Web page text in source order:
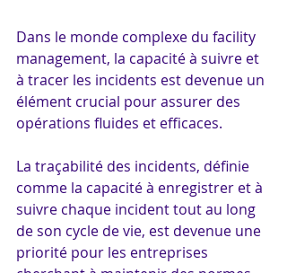
Dans le monde complexe du facility
management, la capacité à suivre et
à tracer les incidents est devenue un
élément crucial pour assurer des
opérations fluides et efficaces.
La traçabilité des incidents, définie
comme la capacité à enregistrer et à
suivre chaque incident tout au long
de son cycle de vie, est devenue une
priorité pour les entreprises